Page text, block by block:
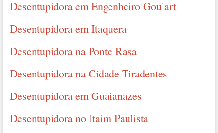
Desentupidora em Engenheiro Goulart
Desentupidora em Itaquera
Desentupidora na Ponte Rasa
Desentupidora na Cidade Tiradentes
Desentupidora em Guaianazes
Desentupidora no Itaim Paulista